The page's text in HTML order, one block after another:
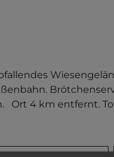
Ort 4 km entfernt.